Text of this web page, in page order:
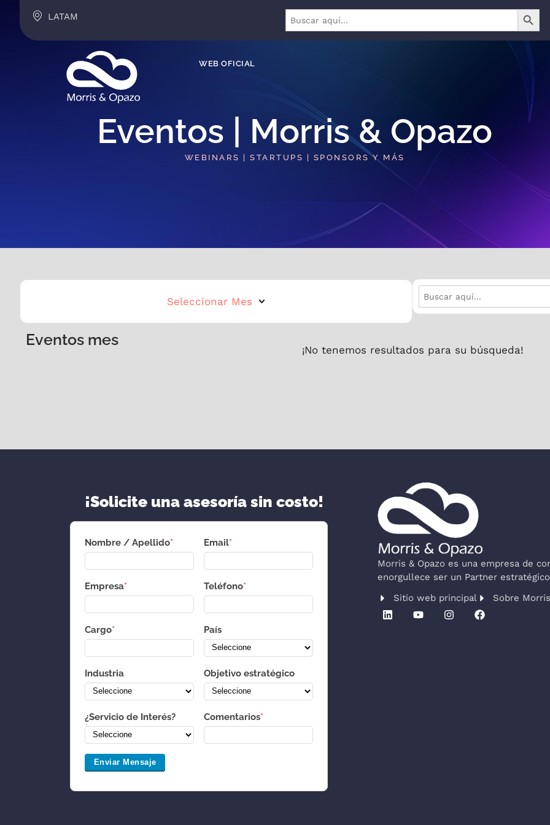
LATAM Buscar:
BOTÓN
WEB OFICIAL
Eventos | Morris & Opazo​
WEBINARS | STARTUPS | SPONSORS Y MÁS
Seleccionar Mes
Buscar:
Eventos mes
¡No tenemos resultados para su búsqueda!
¡Solicite una asesoría sin costo!
Nombre / Apellido* Email*
Empresa* Teléfono*
Cargo* País
Industria Objetivo estratégico
¿Servicio de Interés? Comentarios*
Enviar Mensaje
Morris & Opazo es una empresa de
enorgullece ser un Partner
Sitio web principal
Sobre